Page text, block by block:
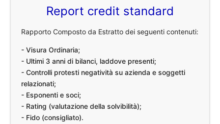
Report credit standard
Rapporto Composto da Estratto dei seguenti contenuti:
- Visura Ordinaria;
- Ultimi 3 anni di bilanci, laddove presenti;
- Controlli protesti negatività su azienda e soggetti
relazionati;
- Esponenti e soci;
- Rating (valutazione della solvibilità);
- Fido (consigliato).